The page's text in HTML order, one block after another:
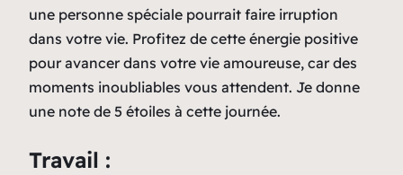
une personne spéciale pourrait faire irruption
dans votre vie. Profitez de cette énergie positive
pour avancer dans votre vie amoureuse, car des
moments inoubliables vous attendent. Je donne
une note de 5 étoiles à cette journée.
Travail :